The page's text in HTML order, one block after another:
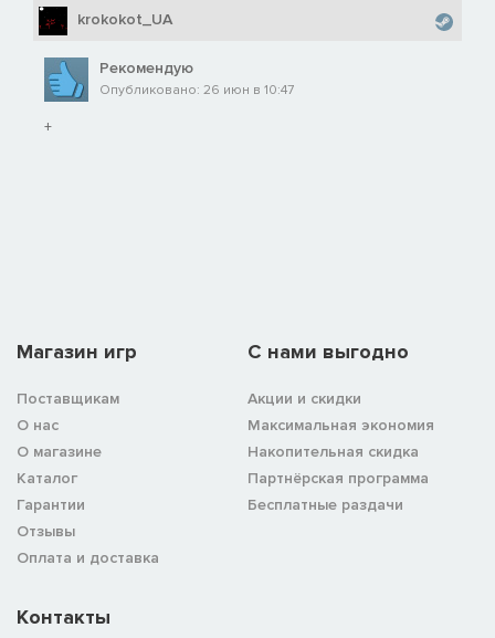
krokokot_UA
Рекомендую
Опубликовано: 26 июн в 10:47
+
Магазин игр
Поставщикам
О нас
О магазине
Каталог
Гарантии
Отзывы
Оплата и доставка
C нами выгодно
Акции и скидки
Максимальная экономия
Накопительная скидка
Партнёрская программа
Бесплатные раздачи
Контакты